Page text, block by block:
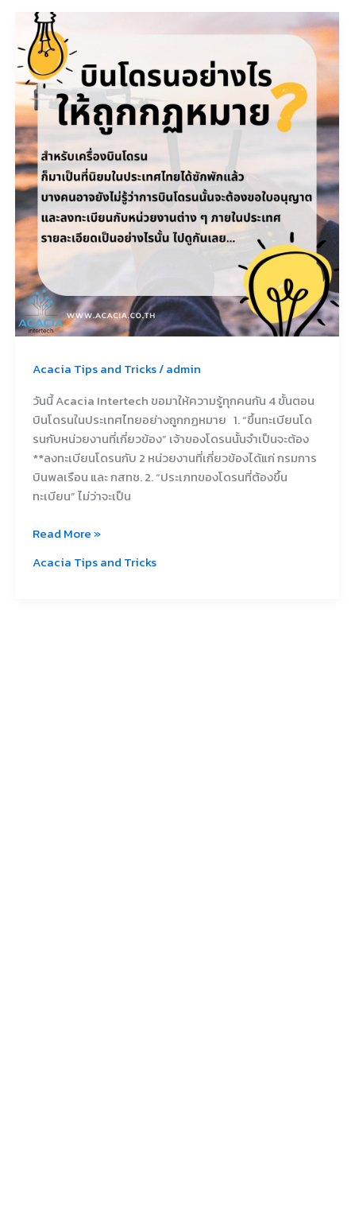
Acacia Tips and Tricks/admin
วันนี้ Acacia Intertech ขอมาให้ความรู้ทุกคนกัน 4️ ขั้นตอน
บินโดรนในประเทศไทยอย่างถูกกฏหมาย 1. “ขึ้นทะเบียนโด
รนกับหน่วยงานที่เกี่ยวข้อง” เจ้าของโดรนนั้นจำเป็นจะต้อง
**ลงทะเบียนโดรนกับ 2 หน่วยงานที่เกี่ยวข้องได้แก่ กรมการ
บินพลเรือน และ กสทช. 2. “ประเภทของโดรนที่ต้องขึ้น
ทะเบียน” ไม่ว่าจะเป็น
อยาก
เป็น
สาย
บิน
โด
รน
ใน
ประเทศไทย
อย่าง
ถู
กกฏ
หมาย
ทำไง
Read More »
Acacia Tips and Tricks